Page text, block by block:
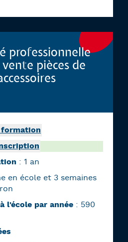
professionnelle
pièces de
: 1 an
en école et 3 semaines
l'école par année : 590